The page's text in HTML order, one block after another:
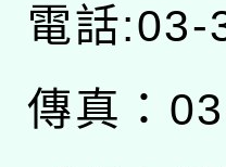
電話:03-
傳真：